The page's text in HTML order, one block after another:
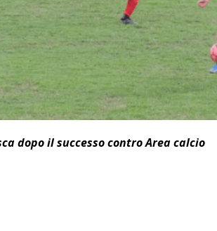
dopo il successo contro Area calcio